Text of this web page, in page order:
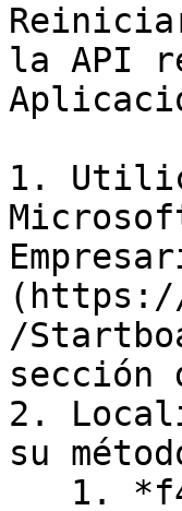
la API
1.
(https://
/
sección
2.
su